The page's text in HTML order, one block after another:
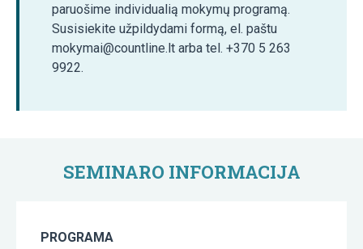
paruošime individualią mokymų programą.
Susisiekite užpildydami formą, el. paštu
mokymai@countline.lt arba tel. +370 5 263
9922.
SEMINARO INFORMACIJA
PROGRAMA